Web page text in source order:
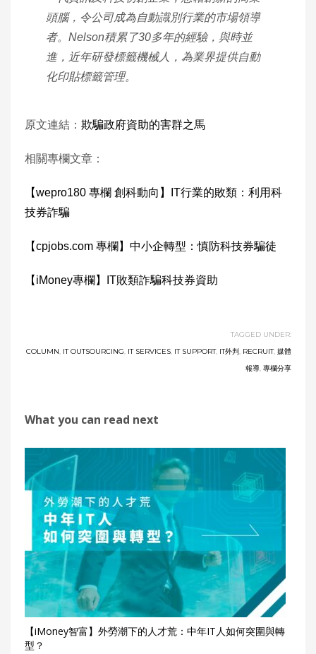
頭腦，令公司成為自動識別行業的市場領導
者。Nelson積累了30多年的經驗，與時並
進，近年研發標籤機械人，為業界提供自動
化印貼標籤管理。
原文連結： 欺騙政府資助的害群之馬
相關專欄文章：
【wepro180 專欄 創科動向】IT行業的敗類：利用科
技券詐騙
【cpjobs.com 專欄】 中小企轉型：慎防科技券騙徒
【iMoney專欄】IT敗類詐騙科技券資助
TAGGED UNDER:
COLUMN, IT OUTSOURCING, IT SERVICES, IT SUPPORT, IT外判, RECRUIT, 媒體
報導, 專欄分享
What you can read next
【iMoney智富】外勞潮下的人才荒：中年IT人如何突圍與轉
型？